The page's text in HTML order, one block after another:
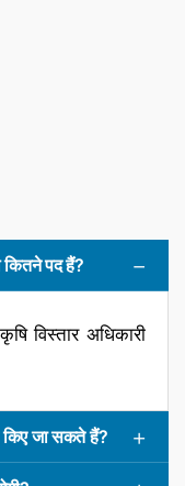
पद हैं?
विस्तार अधिकारी
जा सकते हैं?